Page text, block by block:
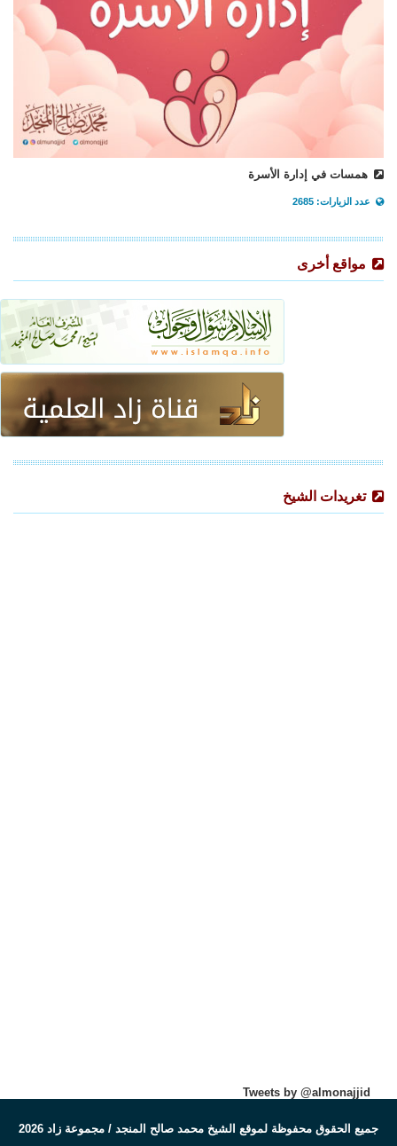
همسات في إدارة الأسرة
عدد الزيارات: 2685
مواقع أخرى
تغريدات الشيخ
Tweets by @almonajjid
جميع الحقوق محفوظة لموقع الشيخ محمد صالح المنجد / مجموعة زاد 2026